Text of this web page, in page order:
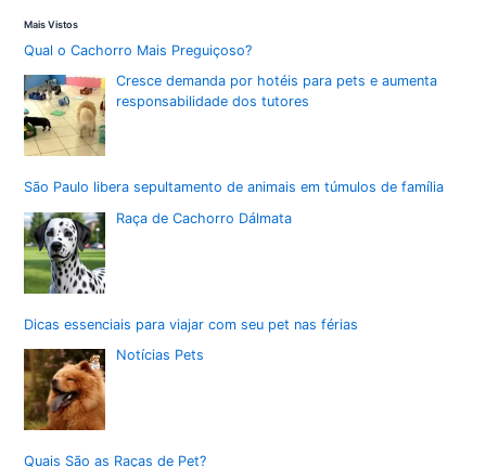
Mais Vistos
Qual o Cachorro Mais Preguiçoso?
Cresce demanda por hotéis para pets e aumenta
responsabilidade dos tutores
São Paulo libera sepultamento de animais em túmulos de família
Raça de Cachorro Dálmata
Dicas essenciais para viajar com seu pet nas férias
Notícias Pets
Quais São as Raças de Pet?